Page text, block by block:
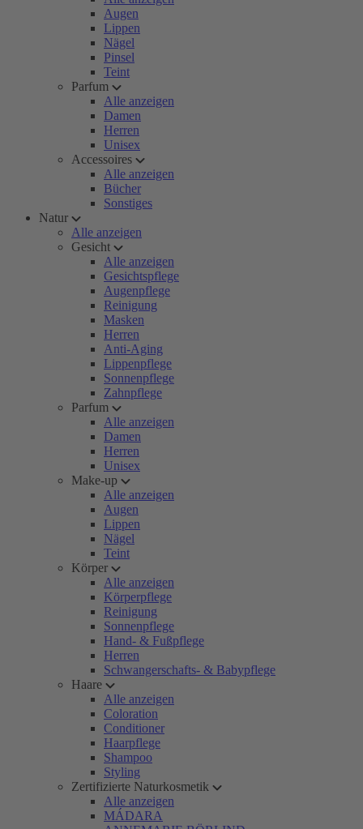
Augen
Lippen
Nägel
Pinsel
Teint
Parfum
Alle anzeigen
Damen
Herren
Unisex
Accessoires
Alle anzeigen
Bücher
Sonstiges
Natur
Alle anzeigen
Gesicht
Alle anzeigen
Gesichtspflege
Augenpflege
Reinigung
Masken
Herren
Anti-Aging
Lippenpflege
Sonnenpflege
Zahnpflege
Parfum
Alle anzeigen
Damen
Herren
Unisex
Make-up
Alle anzeigen
Augen
Lippen
Nägel
Teint
Körper
Alle anzeigen
Körperpflege
Reinigung
Sonnenpflege
Hand- & Fußpflege
Herren
Schwangerschafts- & Babypflege
Haare
Alle anzeigen
Coloration
Conditioner
Haarpflege
Shampoo
Styling
Zertifizierte Naturkosmetik
Alle anzeigen
MÁDARA